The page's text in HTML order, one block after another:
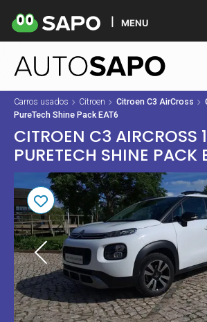
MENU
Carros usados Citroen Citroen C3 AirCross
PureTech Shine Pack EAT6
CITROEN C3 AIRCROSS
PURETECH SHINE PACK